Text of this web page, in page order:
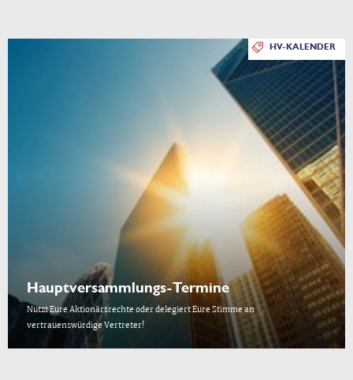
HV-KALENDER
Hauptversammlungs-Termine
Nutzt Eure Aktionärsrechte oder delegiert Eure Stimme an
vertrauenswürdige Vertreter!